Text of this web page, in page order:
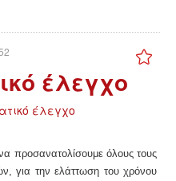
έλεγχο
προσανατολίσουμε όλους τους
για την ελάττωση του χρόνου